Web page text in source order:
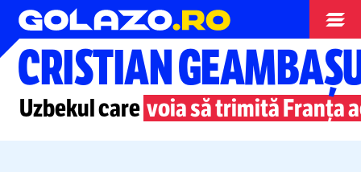
Opinii
CRISTIAN
Uzbekul care voia să trimită Franța